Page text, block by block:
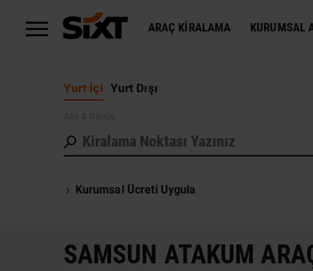
ARAÇ KIRALAMA KURUMSAL
Yurt İçi Yurt Dışı
Kurumsal Ücreti Uygula
SAMSUN ATAKUM